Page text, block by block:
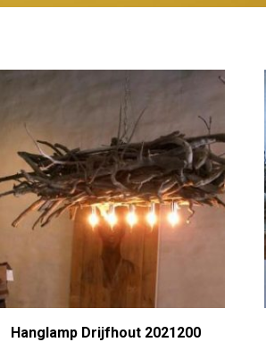
Hanglamp Drijfhout 2021200